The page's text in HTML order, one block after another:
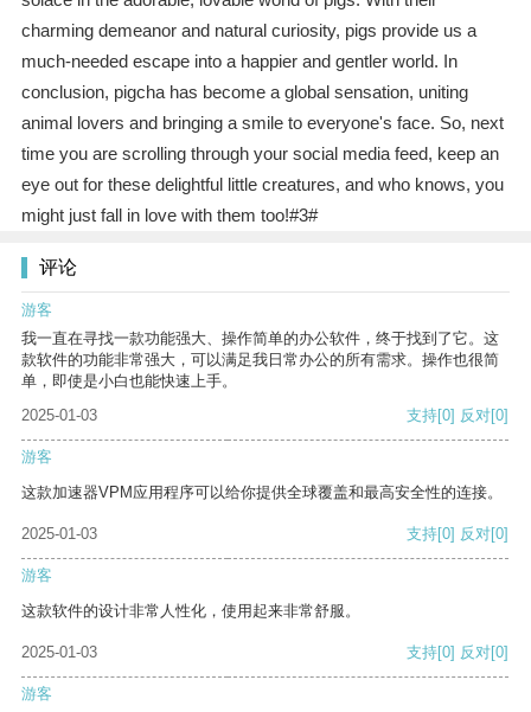
charming demeanor and natural curiosity, pigs provide us a
much-needed escape into a happier and gentler world. In
conclusion, pigcha has become a global sensation, uniting
animal lovers and bringing a smile to everyone's face. So, next
time you are scrolling through your social media feed, keep an
eye out for these delightful little creatures, and who knows, you
might just fall in love with them too!#3#
评论
游客
我一直在寻找一款功能强大、操作简单的办公软件，终于找到了它。这
款软件的功能非常强大，可以满足我日常办公的所有需求。操作也很简
单，即使是小白也能快速上手。
2025-01-03
支持[0] 反对[0]
游客
这款加速器VPM应用程序可以给你提供全球覆盖和最高安全性的连接。
2025-01-03 支持[0] 反对[0]
游客
这款软件的设计非常人性化，使用起来非常舒服。
2025-01-03 支持[0] 反对[0]
游客